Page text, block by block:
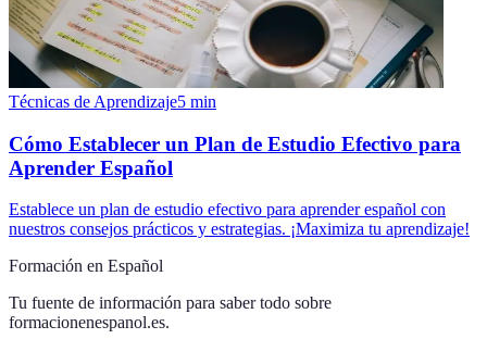
Técnicas de Aprendizaje5 min
Cómo Establecer un Plan de Estudio Efectivo para
Aprender Español
Establece un plan de estudio efectivo para aprender español con
nuestros consejos prácticos y estrategias. ¡Maximiza tu aprendizaje!
Formación en Español
Tu fuente de información para saber todo sobre
formacionenespanol.es.